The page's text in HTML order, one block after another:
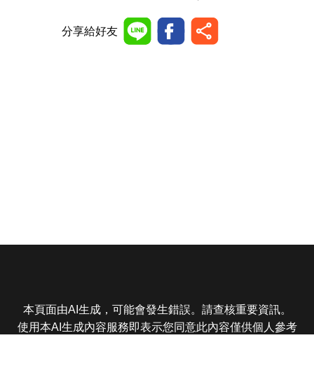
分享給好友
本頁面由AI生成，可能會發生錯誤。請查核重要資訊。
使用本AI生成內容服務即表示您同意此內容僅供個人參考